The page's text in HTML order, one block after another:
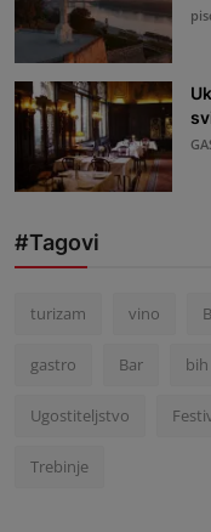
#Tagovi
turizam vino
gastro Bar bih
Ugostiteljstvo
Trebinje